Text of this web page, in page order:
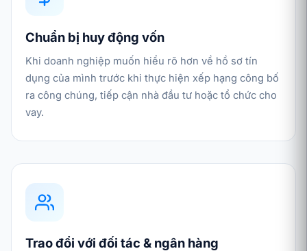
Chuẩn bị huy động vốn
Khi doanh nghiệp muốn hiểu rõ hơn về hồ sơ tín
dụng của mình trước khi thực hiện xếp hạng công bố
ra công chúng, tiếp cận nhà đầu tư hoặc tổ chức cho
vay.
Trao đổi với đối tác & ngân hàng